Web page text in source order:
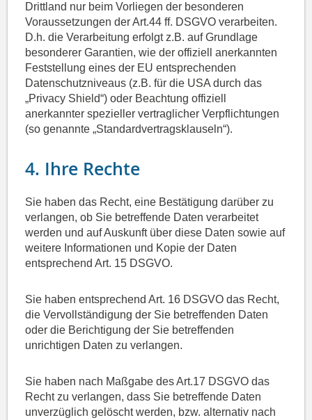
Drittland nur beim Vorliegen der besonderen
Voraussetzungen der Art.44 ff. DSGVO verarbeiten.
D.h. die Verarbeitung erfolgt z.B. auf Grundlage
besonderer Garantien, wie der offiziell anerkannten
Feststellung eines der EU entsprechenden
Datenschutzniveaus (z.B. für die USA durch das
„Privacy Shield“) oder Beachtung offiziell
anerkannter spezieller vertraglicher Verpflichtungen
(so genannte „Standardvertragsklauseln“).
4. Ihre Rechte
Sie haben das Recht, eine Bestätigung darüber zu
verlangen, ob Sie betreffende Daten verarbeitet
werden und auf Auskunft über diese Daten sowie auf
weitere Informationen und Kopie der Daten
entsprechend Art. 15 DSGVO.
Sie haben entsprechend Art. 16 DSGVO das Recht,
die Vervollständigung der Sie betreffenden Daten
oder die Berichtigung der Sie betreffenden
unrichtigen Daten zu verlangen.
Sie haben nach Maßgabe des Art.17 DSGVO das
Recht zu verlangen, dass Sie betreffende Daten
unverzüglich gelöscht werden, bzw. alternativ nach